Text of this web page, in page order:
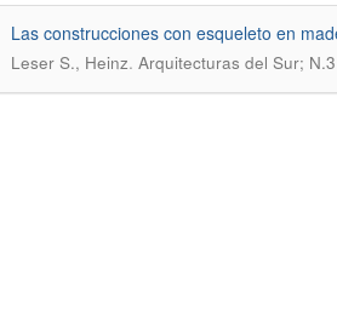
Las construcciones con esqueleto en
Leser S., Heinz. Arquitecturas del Sur;